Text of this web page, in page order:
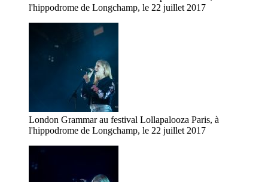
l'hippodrome de Longchamp, le 22 juillet 2017
London Grammar au festival Lollapalooza Paris, à
l'hippodrome de Longchamp, le 22 juillet 2017